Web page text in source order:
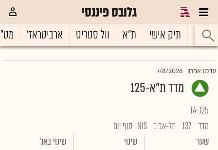
גלובס פיננסי
ראשי תיק אישי ת"א וול סטריט ארביטראז'
עדכון אחרון 7/8/2026
מדד ת"א-125
TA-125
מדד 137 תל-אביב NIS סוף יום
שער
שינוי שינוי באג'